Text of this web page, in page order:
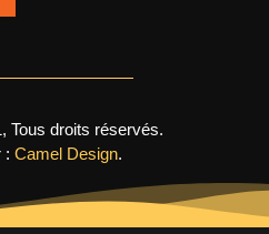
Tous droits réservés.
: Camel Design.